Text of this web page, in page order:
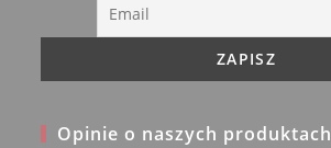
Opinie o naszych produktach